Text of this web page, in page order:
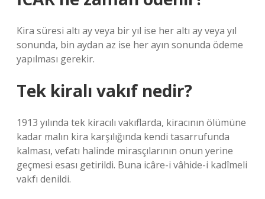
Kira süresi altı ay veya bir yıl ise her altı ay veya yıl
sonunda, bin aydan az ise her ayın sonunda ödeme
yapılması gerekir.
Tek kiralı vakıf nedir?
1913 yılında tek kiracılı vakıflarda, kiracının ölümüne
kadar malın kira karşılığında kendi tasarrufunda
kalması, vefatı halinde mirasçılarının onun yerine
geçmesi esası getirildi. Buna icâre-i vâhide-i kadîmeli
vakfı denildi.